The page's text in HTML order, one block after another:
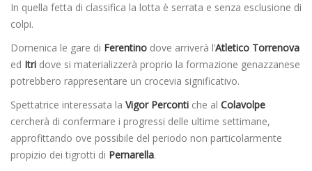
In quella fetta di classifica la lotta è serrata e senza esclusione di
colpi.
Domenica le gare di Ferentino dove arriverà l’Atletico Torrenova
ed Itri dove si materializzerà proprio la formazione genazzanese
potrebbero rappresentare un crocevia significativo.
Spettatrice interessata la Vigor Perconti che al Colavolpe
cercherà di confermare i progressi delle ultime settimane,
approfittando ove possibile del periodo non particolarmente
propizio dei tigrotti di Pernarella.